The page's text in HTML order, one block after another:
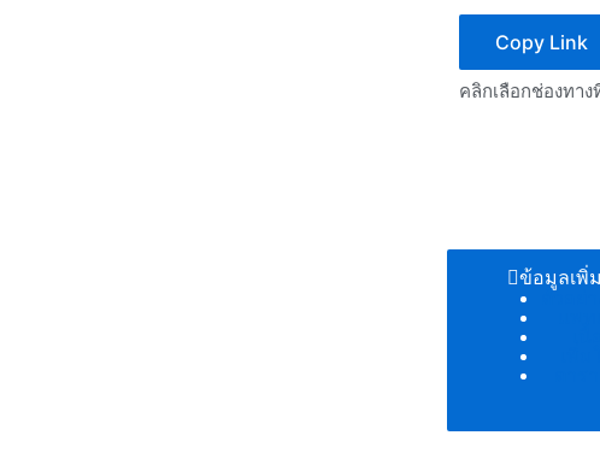
Copy Link
คลิกเลือกช่องทา
ข้อมูลเพิ่
ตัวอย่